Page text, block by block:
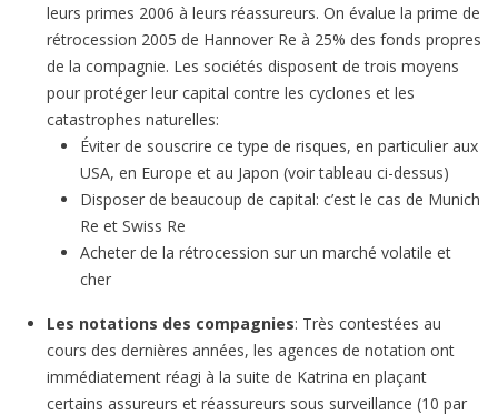
leurs primes 2006 à leurs réassureurs. On évalue la prime de
rétrocession 2005 de Hannover Re à 25% des fonds propres
de la compagnie. Les sociétés disposent de trois moyens
pour protéger leur capital contre les cyclones et les
catastrophes naturelles:
Éviter de souscrire ce type de risques, en particulier aux
USA, en Europe et au Japon (voir tableau ci-dessus)
Disposer de beaucoup de capital: c’est le cas de Munich
Re et Swiss Re
Acheter de la rétrocession sur un marché volatile et
cher
Les notations des compagnies: Très contestées au
cours des dernières années, les agences de notation ont
immédiatement réagi à la suite de Katrina en plaçant
certains assureurs et réassureurs sous surveillance (10 par